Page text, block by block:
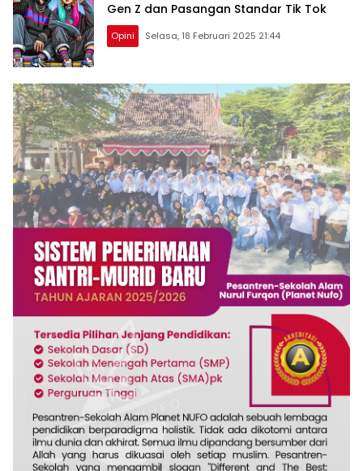
Gen Z dan Pasangan Standar Tik Tok
Opini Selasa, 18 Februari 2025 21:44